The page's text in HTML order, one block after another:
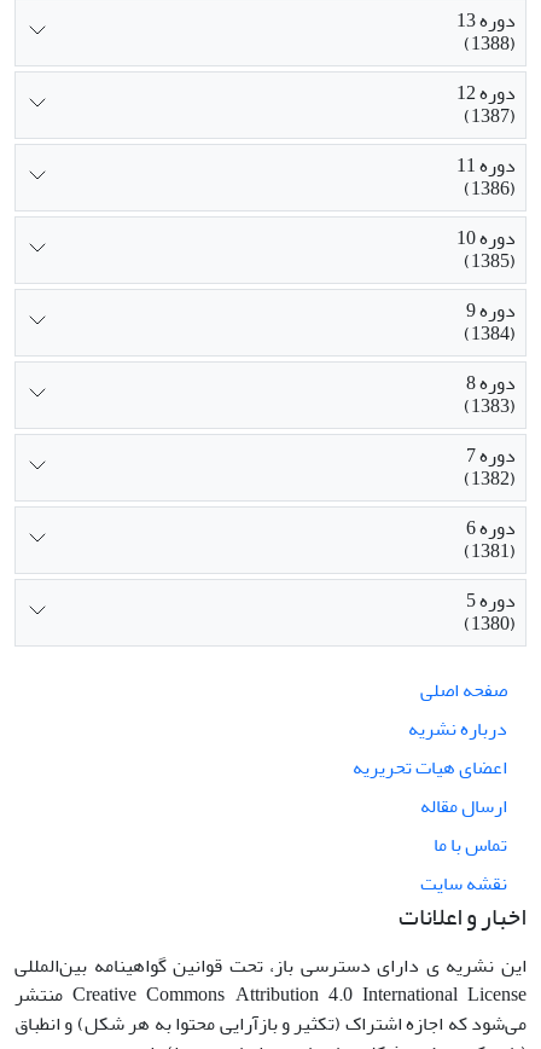
دوره 13
(1388)
دوره 12
(1387)
دوره 11
(1386)
دوره 10
(1385)
دوره 9
(1384)
دوره 8
(1383)
دوره 7
(1382)
دوره 6
(1381)
دوره 5
(1380)
صفحه اصلی
درباره نشریه
اعضای هیات تحریریه
ارسال مقاله
تماس با ما
نقشه سایت
اخبار و اعلانات
این نشریه ی دارای دسترسی باز، تحت قوانین گواهینامه بین‌المللی
Creative Commons Attribution 4.0 International License منتشر
می‌شود که اجازه اشتراک (تکثیر و بازآرایی محتوا به هر شکل) و انطباق